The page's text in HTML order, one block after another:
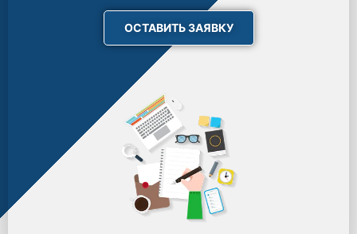
ОСТАВИТЬ ЗАЯВКУ